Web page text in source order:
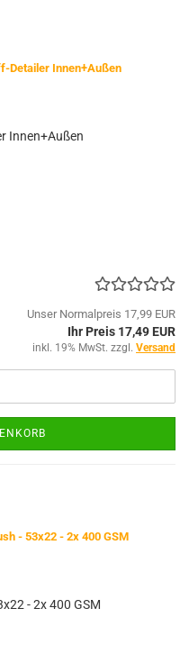
Innen+Außen
Unser Normalpreis 17,99 EUR
Ihr Preis 17,49 EUR
inkl. 19% MwSt. zzgl. Versand
- 2x 400 GSM